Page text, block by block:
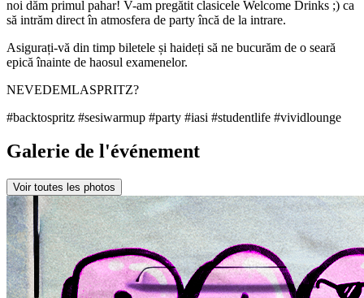
noi dăm primul pahar! V-am pregătit clasicele Welcome Drinks ;) ca
să intrăm direct în atmosfera de party încă de la intrare.
Asigurați-vă din timp biletele și haideți să ne bucurăm de o seară
epică înainte de haosul examenelor.
NEVEDEMLASPRITZ?
#backtospritz #sesiwarmup #party #iasi #studentlife #vividlounge
Galerie de l'événement
Voir toutes les photos